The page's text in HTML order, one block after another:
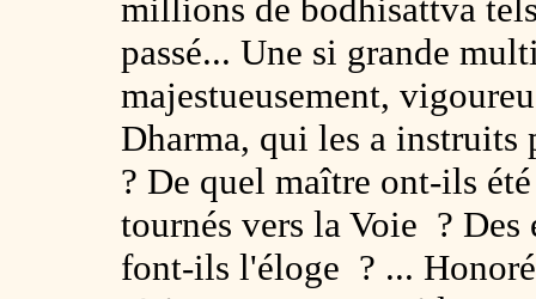
millions de bodhisattva
passé... Une si grande
majestueusement,
Dharma, qui les a instruits
? De quel maître ont-ils
tournés vers la Voie ? Des
font-ils l'éloge ? ...